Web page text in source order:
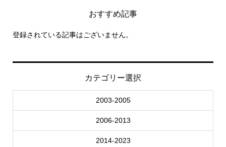
おすすめ記事
登録されている記事はございません。
カテゴリー選択
2003-2005
2006-2013
2014-2023